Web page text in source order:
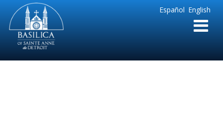
English
Español
Sainte
Anne
Parish
de